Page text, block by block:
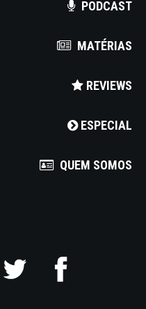
PODCAST
MATÉRIAS
REVIEWS
ESPECIAL
QUEM SOMOS